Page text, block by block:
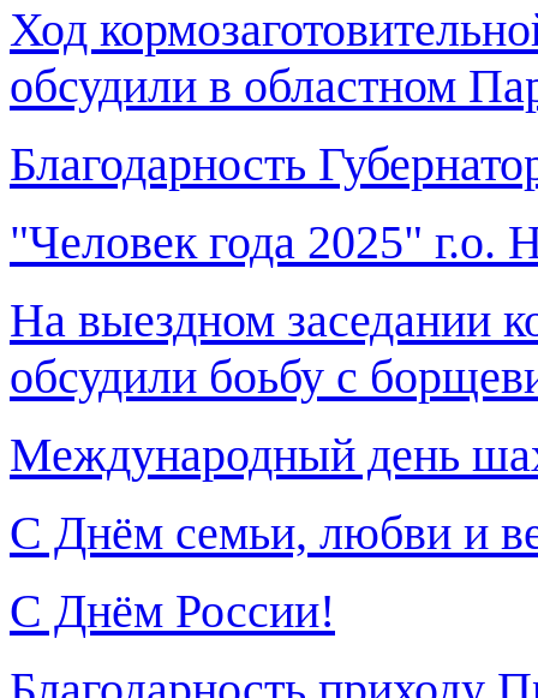
Ход
обсудили в областном
Благодарность
"Человек года 2025" г.о.
На выездном заседании
обсудили боьбу с
Международный день
С Днём семьи, любви и
С Днём России!